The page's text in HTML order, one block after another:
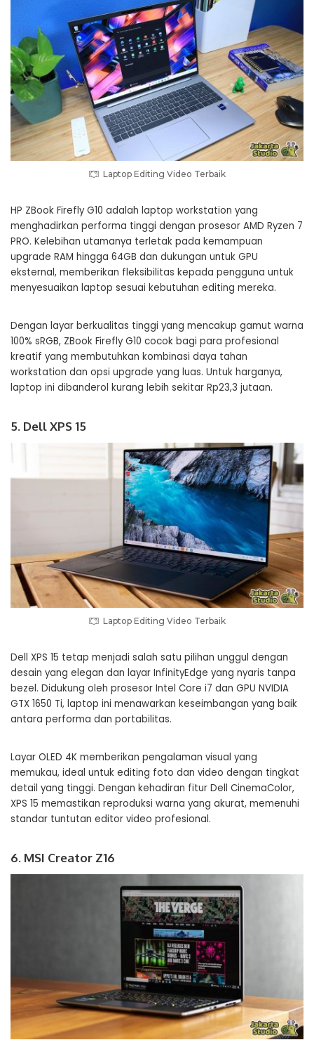
Laptop Editing Video Terbaik
HP ZBook Firefly G10 adalah laptop workstation yang
menghadirkan performa tinggi dengan prosesor AMD Ryzen 7
PRO. Kelebihan utamanya terletak pada kemampuan
upgrade RAM hingga 64GB dan dukungan untuk GPU
eksternal, memberikan fleksibilitas kepada pengguna untuk
menyesuaikan laptop sesuai kebutuhan editing mereka.
Dengan layar berkualitas tinggi yang mencakup gamut warna
100% sRGB, ZBook Firefly G10 cocok bagi para profesional
kreatif yang membutuhkan kombinasi daya tahan
workstation dan opsi upgrade yang luas. Untuk harganya,
laptop ini dibanderol kurang lebih sekitar Rp23,3 jutaan.
5. Dell XPS 15
Laptop Editing Video Terbaik
Dell XPS 15 tetap menjadi salah satu pilihan unggul dengan
desain yang elegan dan layar InfinityEdge yang nyaris tanpa
bezel. Didukung oleh prosesor Intel Core i7 dan GPU NVIDIA
GTX 1650 Ti, laptop ini menawarkan keseimbangan yang baik
antara performa dan portabilitas.
Layar OLED 4K memberikan pengalaman visual yang
memukau, ideal untuk editing foto dan video dengan tingkat
detail yang tinggi. Dengan kehadiran fitur Dell CinemaColor,
XPS 15 memastikan reproduksi warna yang akurat, memenuhi
standar tuntutan editor video profesional.
6. MSI Creator Z16